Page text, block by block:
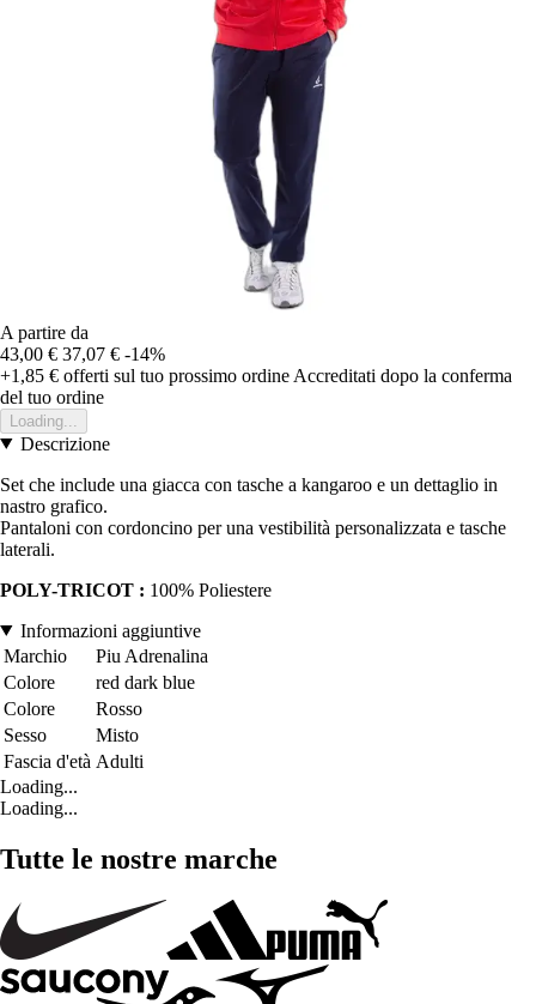
A partire da
43,00 € 37,07 € -14%
+1,85 € offerti sul tuo prossimo ordine Accreditati dopo la conferma
del tuo ordine
Loading...
Descrizione
Set che include una giacca con tasche a kangaroo e un dettaglio in
nastro grafico.
Pantaloni con cordoncino per una vestibilità personalizzata e tasche
laterali.
POLY-TRICOT : 100% Poliestere
Informazioni aggiuntive
Marchio
Piu Adrenalina
Colore
red dark blue
Colore
Rosso
Sesso
Misto
Fascia d'età Adulti
Loading...
Loading...
Tutte le nostre marche